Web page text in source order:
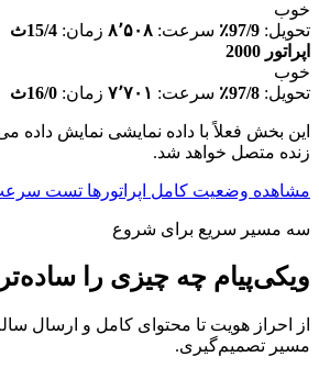
خوب
تحویل: 97/9٪ سرعت: ۸٬۵۰۸ زمان: 15/4ث
اپراتور 2000
خوب
تحویل: 97/8٪ سرعت: ۷٬۷۰۱ زمان: 16/0ث
این بخش فعلاً با داده نمایشی نمایش داده
زنده متصل خواهد شد.
مشاهده وضعیت کامل اپراتورها تست
سه مسیر سریع برای شروع
ویکی‌پیام چه چیزی را
از احراز هویت تا محتوای کامل و ارسال
مسیر تصمیم‌گیری.